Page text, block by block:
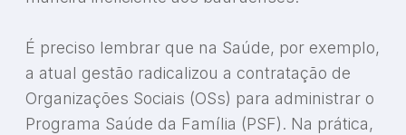
É preciso lembrar que na Saúde, por exemplo,
a atual gestão radicalizou a contratação de
Organizações Sociais (OSs) para administrar o
Programa Saúde da Família (PSF). Na prática,